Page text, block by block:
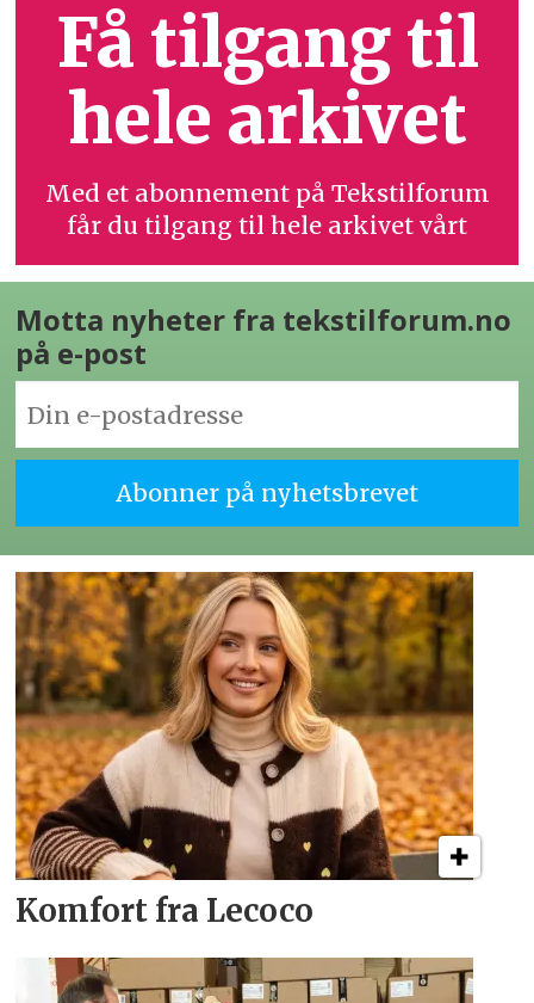
Få tilgang til
hele arkivet
Med et abonnement på Tekstilforum
får du tilgang til hele arkivet vårt
Motta nyheter fra tekstilforum.no
på e-post
Komfort fra Lecoco